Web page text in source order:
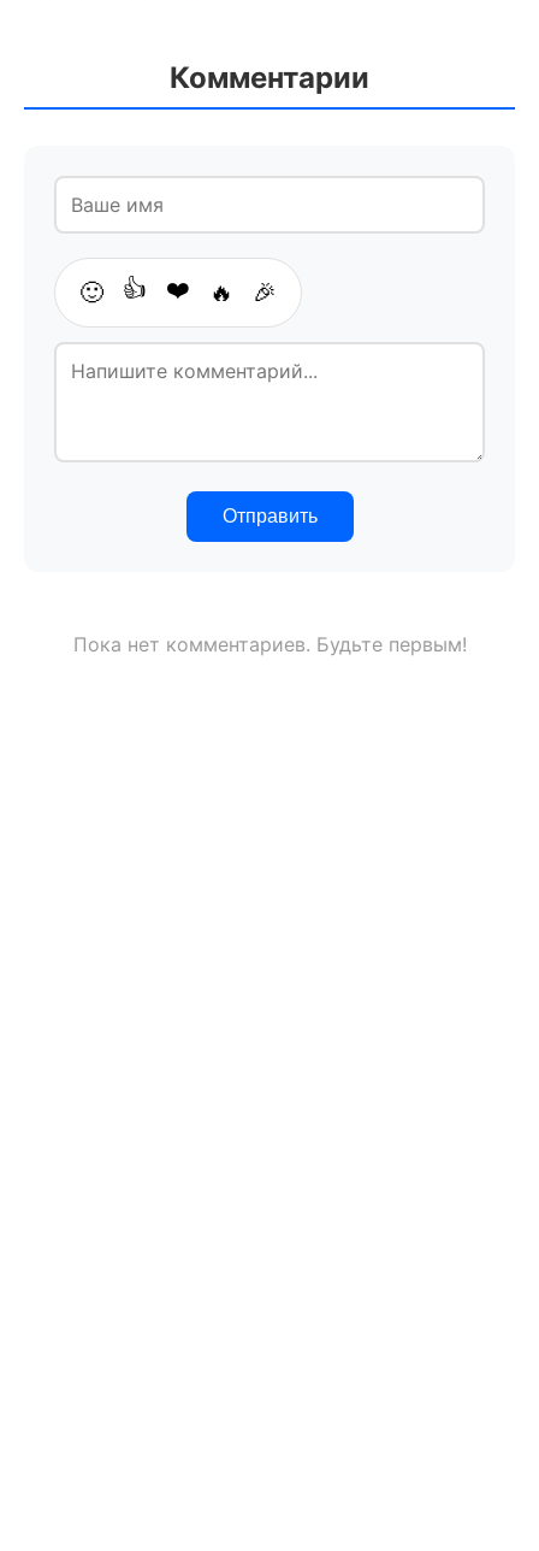
Комментарии
🙂 👍 ❤️ 🔥 🎉
Отправить
Пока нет комментариев. Будьте первым!